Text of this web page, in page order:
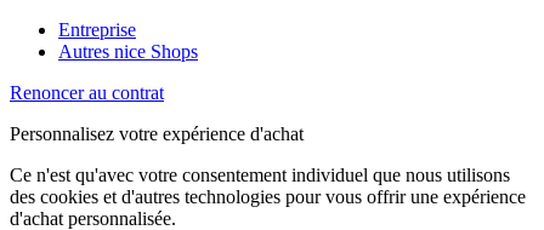
Entreprise
Autres nice Shops
Renoncer au contrat
Personnalisez votre expérience d'achat
Ce n'est qu'avec votre consentement individuel que nous utilisons
des cookies et d'autres technologies pour vous offrir une expérience
d'achat personnalisée.